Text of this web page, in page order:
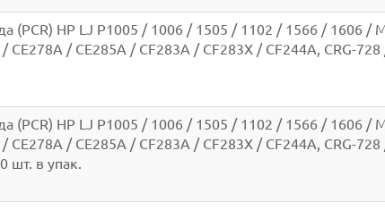
(PCR) HP LJ P1005 / 1006 / 1505 / 1102 / 1566 / 1606 /
CE278A / CE285A / CF283A / CF283X / CF244A, CRG-728
(PCR) HP LJ P1005 / 1006 / 1505 / 1102 / 1566 / 1606 /
CE278A / CE285A / CF283A / CF283X / CF244A, CRG-
шт. в упак.